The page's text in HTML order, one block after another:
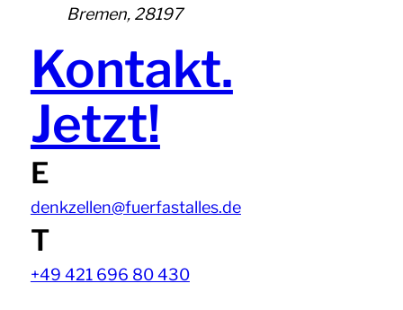
Bremen, 28197
Kontakt.
Jetzt!
E
denkzellen@fuerfastalles.de
T
+49 421 696 80 430